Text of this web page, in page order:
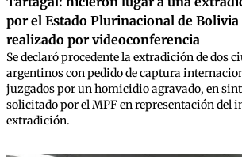
por el Estado Plurinacional de
realizado por videoconferencia
Se declaró procedente la extradición de dos
argentinos con pedido de captura
juzgados por un homicidio agravado, en
solicitado por el MPF en representación del
extradición.